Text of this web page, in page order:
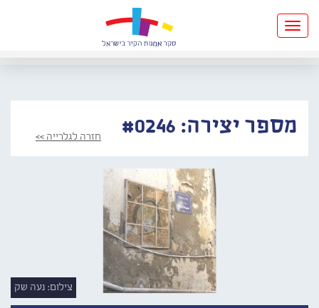
Toggle
navigation
מספר יצירה: #0246 חזרה לגלרייה >>
צילום: נעה שק